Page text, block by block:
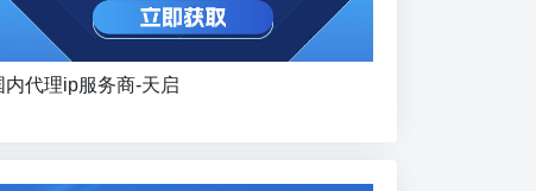
内代理ip服务商-天启